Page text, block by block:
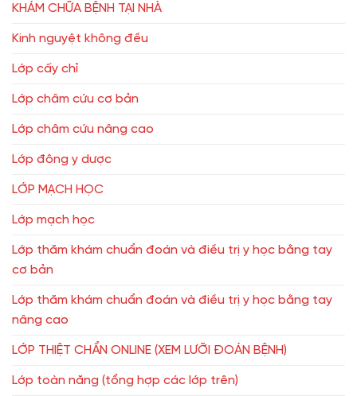
KHÁM CHỮA BỆNH TẠI NHÀ
Kinh nguyệt không đều
Lớp cấy chỉ
Lớp châm cứu cơ bản
Lớp châm cứu nâng cao
Lớp đông y dược
LỚP MẠCH HỌC
Lớp mạch học
Lớp thăm khám chuẩn đoán và điều trị y học bằng tay
cơ bản
Lớp thăm khám chuẩn đoán và điều trị y học bằng tay
nâng cao
LỚP THIỆT CHẨN ONLINE (XEM LƯỠI ĐOÁN BỆNH)
Lớp toàn năng (tổng hợp các lớp trên)